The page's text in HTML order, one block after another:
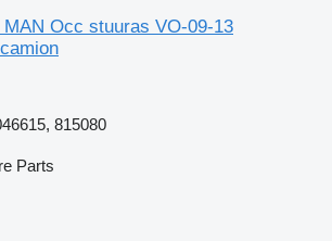
Occ stuuras VO-09-13
815080
Parts